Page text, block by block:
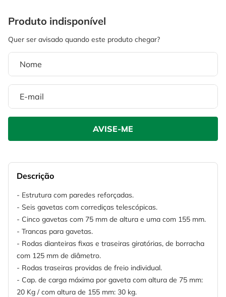
Descrição
- Estrutura com paredes reforçadas.
- Seis gavetas com corrediças telescópicas.
- Cinco gavetas com 75 mm de altura e uma com 155 mm.
- Trancas para gavetas.
- Rodas dianteiras fixas e traseiras giratórias, de borracha
com 125 mm de diâmetro.
- Rodas traseiras providas de freio individual.
- Cap. de carga máxima por gaveta com altura de 75 mm:
20 Kg / com altura de 155 mm: 30 kg.
7º luva
9º lavadora alta pressão
10º chave impacto
serra circular
º serra copo
luva
lavadora alta pressão
10